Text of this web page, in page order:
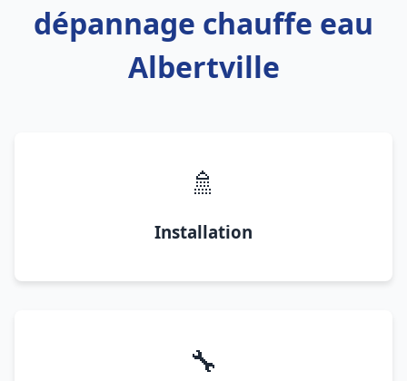
dépannage chauffe eau
Albertville
🚿
Installation
🔧